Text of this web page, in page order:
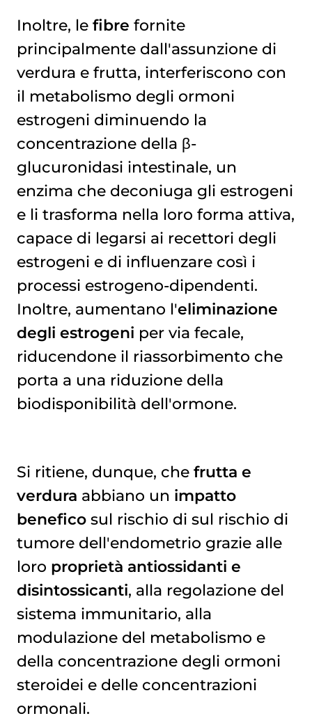
Inoltre, le fibre fornite
principalmente dall'assunzione di
verdura e frutta, interferiscono con
il metabolismo degli ormoni
estrogeni diminuendo la
concentrazione della β-
glucuronidasi intestinale, un
enzima che deconiuga gli estrogeni
e li trasforma nella loro forma attiva,
capace di legarsi ai recettori degli
estrogeni e di influenzare così i
processi estrogeno-dipendenti.
Inoltre, aumentano l'eliminazione
degli estrogeni per via fecale,
riducendone il riassorbimento che
porta a una riduzione della
biodisponibilità dell'ormone.
Si ritiene, dunque, che frutta e
verdura abbiano un impatto
beneficosul rischio di sul rischio di
tumore dell'endometrio grazie alle
loro proprietà antiossidanti e
disintossicanti, alla regolazione del
sistema immunitario, alla
modulazione del metabolismo e
della concentrazione degli ormoni
steroidei e delle concentrazioni
ormonali.